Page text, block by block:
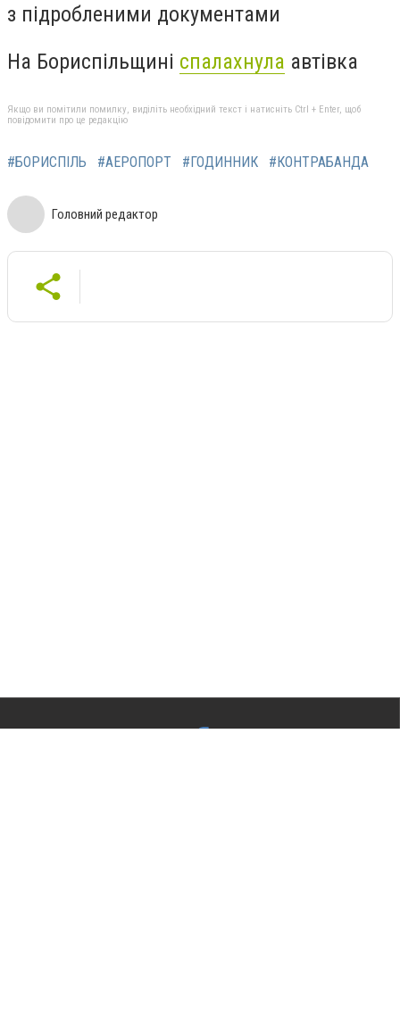
з підробленими документами
На Бориспільщині спалахнула автівка
Якщо ви помітили помилку, виділіть необхідний текст і натисніть Ctrl + Enter, щоб
повідомити про це редакцію
#БОРИСПІЛЬ #АЕРОПОРТ #ГОДИННИК #КОНТРАБАНДА
Головний редактор